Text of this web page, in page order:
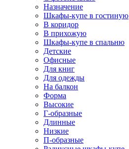
Назначение
Шкафы-купе в гостиную
В коридор
В прихожую
Шкафы-купе в спальню
Детские
Офисные
Для книг
Для одежды
На балкон
Форма
Высокие
Г-образные
Длинные
Низкие
П-образные